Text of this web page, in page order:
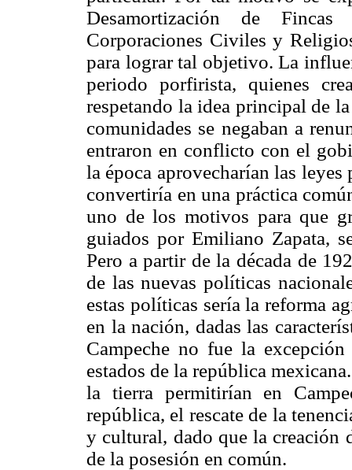
Desamortización de
Corporaciones Civiles y
para lograr tal objetivo. La
periodo porfirista, quienes
respetando la idea principal de
comunidades se negaban a
entraron en conflicto con el
la época aprovecharían las
convertiría en una práctica
uno de los motivos para que
guiados por Emiliano Zapata,
Pero a partir de la década de
de las nuevas políticas
estas políticas sería la reforma
en la nación, dadas las
Campeche no fue la
estados de la república
la tierra permitirían en
república, el rescate de la
y cultural, dado que la creación
de la posesión en común.